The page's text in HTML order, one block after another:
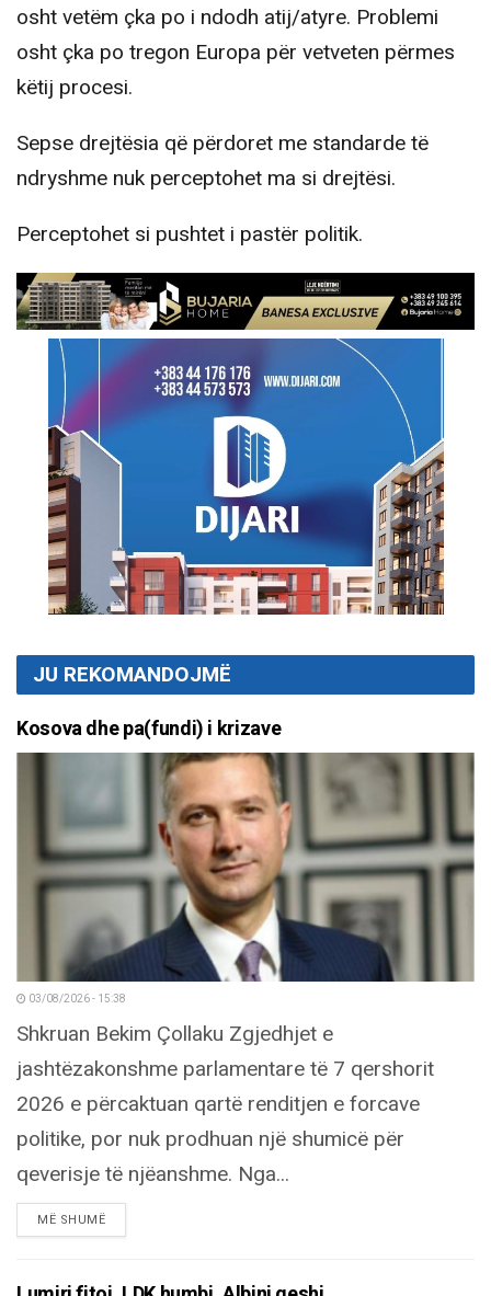
osht vetëm çka po i ndodh atij/atyre. Problemi
osht çka po tregon Europa për vetveten përmes
këtij procesi.
Sepse drejtësia që përdoret me standarde të
ndryshme nuk perceptohet ma si drejtësi.
Perceptohet si pushtet i pastër politik.
JU REKOMANDOJMË
Kosova dhe pa(fundi) i krizave
03/08/2026 - 15:38
Shkruan Bekim Çollaku Zgjedhjet e
jashtëzakonshme parlamentare të 7 qershorit
2026 e përcaktuan qartë renditjen e forcave
politike, por nuk prodhuan një shumicë për
qeverisje të njëanshme. Nga...
MË SHUMËDETAILS